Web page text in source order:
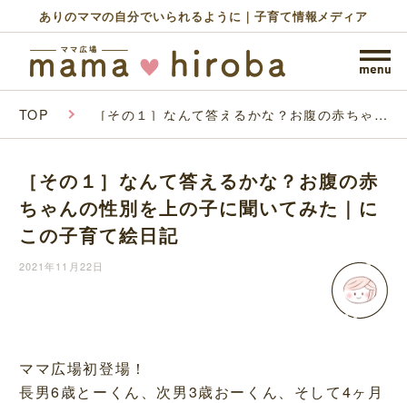
ありのママの自分でいられるように｜子育て情報メディア
TOP ［その１］なんて答えるかな？お腹の赤ちゃん
日記
［その１］なんて答えるかな？お腹の赤
ちゃんの性別を上の子に聞いてみた｜に
この子育て絵日記
2021年11月22日
ママ広場初登場！
長男6歳とーくん、次男3歳おーくん、そして4ヶ月